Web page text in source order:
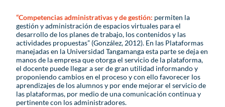
“Competencias administrativas y de gestión: permiten la
gestión y administración de espacios virtuales para el
desarrollo de los planes de trabajo, los contenidos y las
actividades propuestas” (González, 2012). En las Plataformas
manejadas en la Universidad Tangamanga esta parte se deja en
manos de la empresa que otorga el servicio de la plataforma,
el docente puede llegar a ser de gran utilidad informando y
proponiendo cambios en el proceso y con ello favorecer los
aprendizajes de los alumnos y por ende mejorar el servicio de
las plataformas, por medio de una comunicación continua y
pertinente con los administradores.